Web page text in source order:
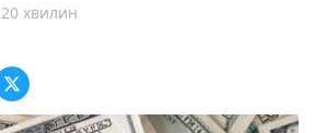
20 хвилин